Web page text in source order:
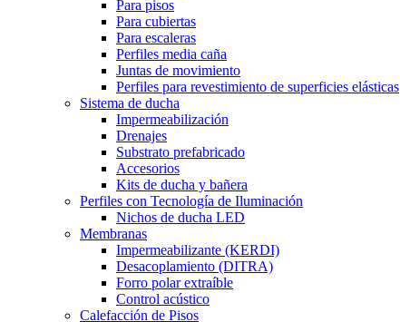
Para pisos
Para cubiertas
Para escaleras
Perfiles media caña
Juntas de movimiento
Perfiles para revestimiento de superficies elásticas
Sistema de ducha
Impermeabilización
Drenajes
Substrato prefabricado
Accesorios
Kits de ducha y bañera
Perfiles con Tecnología de Iluminación
Nichos de ducha LED
Membranas
Impermeabilizante (KERDI)
Desacoplamiento (DITRA)
Forro polar extraíble
Control acústico
Calefacción de Pisos